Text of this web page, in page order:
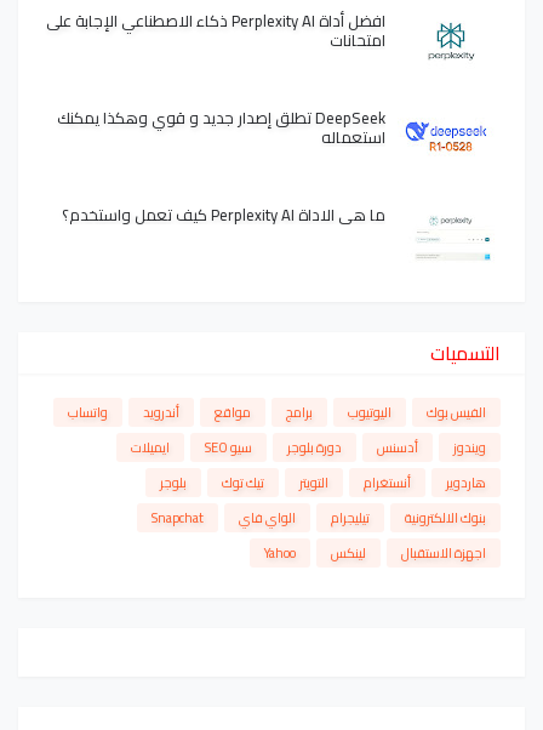
افضل أداة Perplexity AI ذكاء الاصطناعي الإجابة على
امتحانات
DeepSeek تطلق إصدار جديد و قوي وهكذا يمكنك
استعماله
ما هي الاداة Perplexity AI كيف تعمل واستخدم؟
التسميات
الفيس بوك اليوتيوب برامج مواقع أندرويد
واتساب
ويندوز
أدسنس دورة بلوجر سيو SEO
ايميلات
هاردوير
أنستغرام التويتر تيك توك
بلوجر
بنوك الالكترونية
تيليجرام الواي فاي
Snapchat
اجهزة الاستقبال
لينكس Yahoo